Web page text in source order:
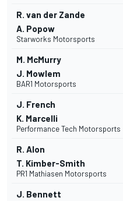
R. van der Zande
A. Popow
Starworks Motorsports
M. McMurry
J. Mowlem
BAR1 Motorsports
J. French
K. Marcelli
Performance Tech Motorsports
R. Alon
T. Kimber-Smith
PR1 Mathiasen Motorsports
J. Bennett